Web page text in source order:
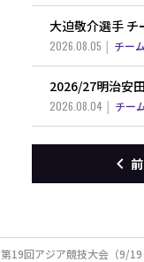
大迫敬介選手 チ
2026.08.05 チーム
2026/27明治安
2026.08.04 チー
第19回アジア競技大会（9/